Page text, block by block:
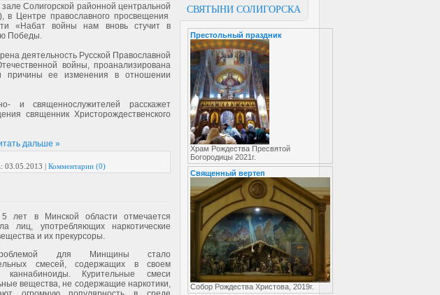
СВЯТЫНИ СОЛИГОРСКА
Престольный праздник
Храм Рождества Пресвятой
Богородицы 2021г.
Священный вертеп
Собор Рождества Христова, 2019г.
Солигорской районной центральной
в Центре православного просвещения
«Набат войны нам вновь стучит в
Победы.
деятельность Русской Православной
войны, проанализирована
причины ее изменения в отношении
и священнослужителей расскажет
священник Христорождественского
дальше »
03.05.2013 | Комментарии (0)
лет в Минской области отмечается
лиц, употребляющих наркотические
и их прекурсоры.
для Минщины стало
смесей, содержащих в своем
каннабиноиды. Курительные смеси
вещества, не содержащие наркотики,